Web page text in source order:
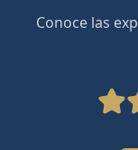
Conoce las